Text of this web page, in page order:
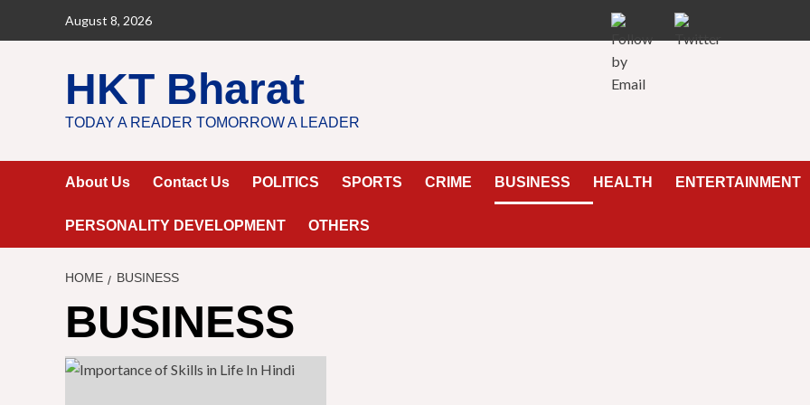
August 8, 2026
HKT Bharat
TODAY A READER TOMORROW A LEADER
About Us Contact Us POLITICS SPORTS CRIME BUSINESS HEALTH ENTERTAINMENT
PERSONALITY DEVELOPMENT OTHERS
HOME BUSINESS
BUSINESS